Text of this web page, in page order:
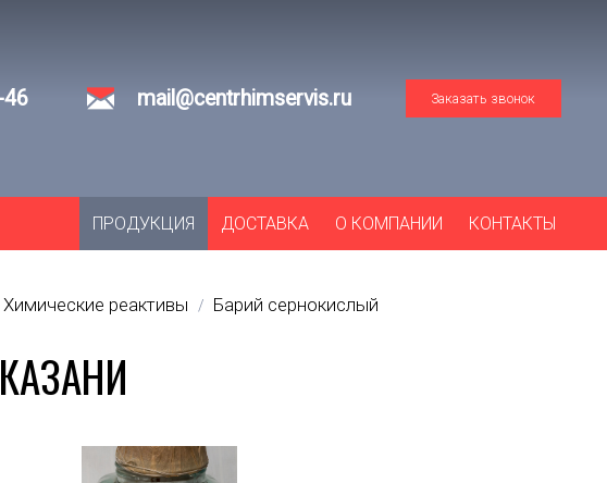
46 mail@centrhimservis.ru Заказать звонок
ПРОДУКЦИЯ ДОСТАВКА О КОМПАНИИ КОНТАКТЫ
Химические реактивы / Барий сернокислый